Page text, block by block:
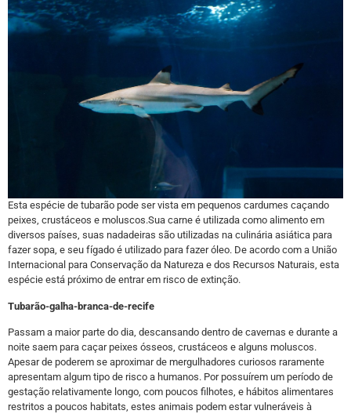
Esta espécie de tubarão pode ser vista em pequenos cardumes caçando
peixes, crustáceos e moluscos.Sua carne é utilizada como alimento em
diversos países, suas nadadeiras são utilizadas na culinária asiática para
fazer sopa, e seu fígado é utilizado para fazer óleo. De acordo com a União
Internacional para Conservação da Natureza e dos Recursos Naturais, esta
espécie está próximo de entrar em risco de extinção.
Tubarão-galha-branca-de-recife
Passam a maior parte do dia, descansando dentro de cavernas e durante a
noite saem para caçar peixes ósseos, crustáceos e alguns moluscos.
Apesar de poderem se aproximar de mergulhadores curiosos raramente
apresentam algum tipo de risco a humanos. Por possuírem um período de
gestação relativamente longo, com poucos filhotes, e hábitos alimentares
restritos a poucos habitats, estes animais podem estar vulneráveis à